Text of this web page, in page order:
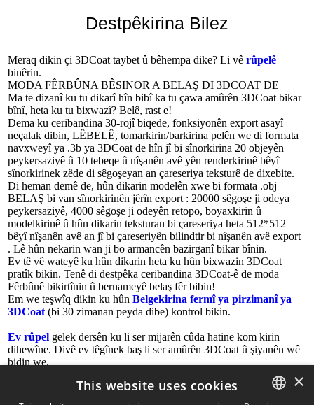
Destpêkirina Bilez
Meraq dikin çi 3DCoat taybet û bêhempa dike? Li vêrûpelê
binêrin.
MODA FÊRBÛNA BÊSINOR A BELAŞ DI 3DCOAT DE
Ma te dizanî ku tu dikarî hîn bibî ka tu çawa amûrên 3DCoat bikar
bînî, heta ku tu bixwazî? Belê, rast e!
Dema ku ceribandina 30-rojî biqede, fonksiyonên export asayî
neçalak dibin, LÊBELÊ, tomarkirin/barkirina pelên we di formata
navxweyî ya .3b ya 3DCoat de hîn jî bi sînorkirina 20 objeyên
peykersaziyê û 10 tebeqe û nîşanên avê yên renderkirinê bêyî
sînorkirinek zêde di sêgoşeyan an çareseriya teksturê de dixebite.
Di heman demê de, hûn dikarin modelên xwe bi formata .obj
BELAŞ bi van sînorkirinên jêrîn export : 20000 sêgoşe ji odeya
peykersaziyê, 4000 sêgoşe ji odeyên retopo, boyaxkirin û
modelkirinê û hûn dikarin teksturan bi çareseriya heta 512*512
bêyî nîşanên avê an jî bi çareseriyên bilindtir bi nîşanên avê export
. Lê hûn nekarin wan ji bo armancên bazirganî bikar bînin.
Ev tê vê wateyê ku hûn dikarin heta ku hûn bixwazin 3DCoat
pratîk bikin. Tenê di destpêka ceribandina 3DCoat-ê de moda
Fêrbûnê bikirtînin û bernameyê belaş fêr bibin!
Em we teşwîq dikin ku hûnBelgekirina fermî ya pirzimanî ya
3DCoat (bi 30 zimanan peyda dibe) kontrol bikin.
Ev rûpel gelek dersên ku li ser mijarên cûda hatine kom kirin
dihewîne. Divê ev têgînek baş li ser amûrên 3DCoat û şiyanên wê
bidin we.
×
This website uses cookies